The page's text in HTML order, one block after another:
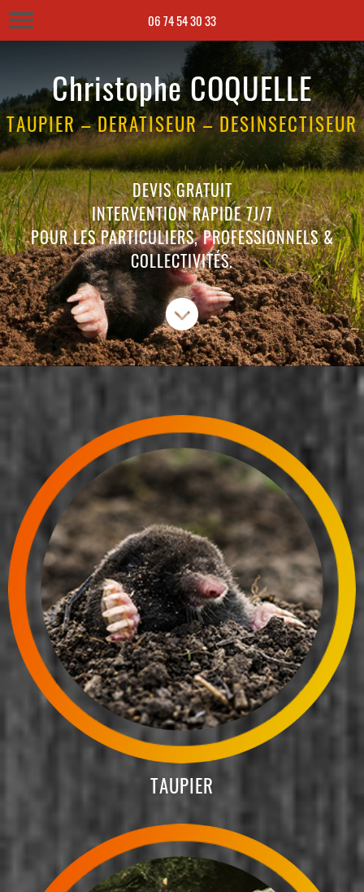
06 74 54 30 33
Christophe COQUELLE
TAUPIER – DERATISEUR – DESINSECTISEUR
DEVIS GRATUIT
INTERVENTION RAPIDE 7J/7
POUR LES PARTICULIERS, PROFESSIONNELS &
COLLECTIVITÉS.
TAUPIER